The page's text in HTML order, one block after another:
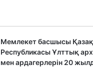
Мемлекет басшысы
Республикасы Ұлттық
мен ардагерлерін 20